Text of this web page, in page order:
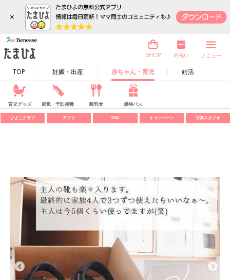
×
TOP 妊娠・出産 赤ちゃん・育児 妊活
SHOP 内祝い メニュー
育児グッズ 病気・予防接種 離乳食 優待パス
ひよこクラブ アプリ SNS キャンペーン 写真スタジオ